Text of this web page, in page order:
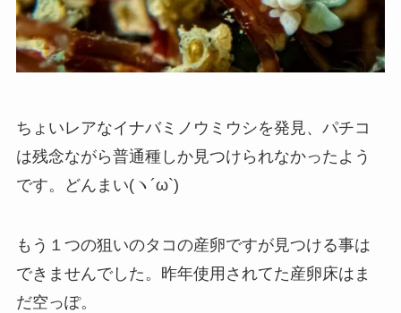
ちょいレアなイナバミノウミウシを発見、パチコ
は残念ながら普通種しか見つけられなかったよう
です。どんまい(ヽ´ω`)
もう１つの狙いのタコの産卵ですが見つける事は
できませんでした。昨年使用されてた産卵床はま
だ空っぽ。